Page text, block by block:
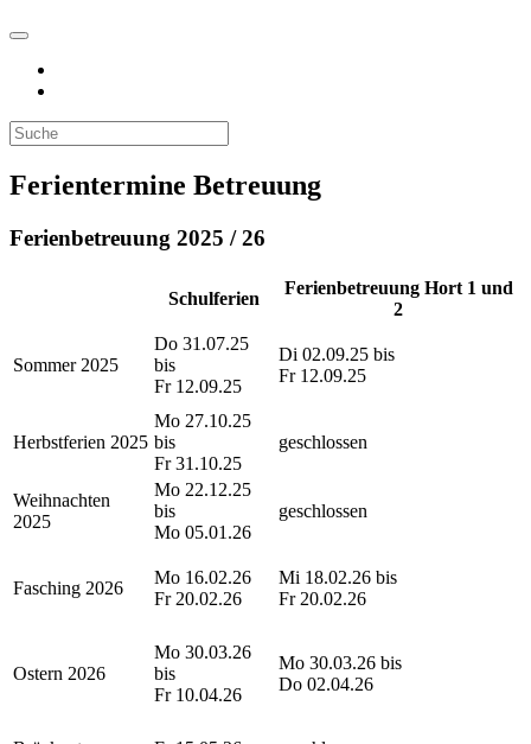
Ferientermine Betreuung
Ferienbetreuung 2025 / 26
Schulferien
Ferienbetreuung Hort 1 und
2
Sommer 2025
Do 31.07.25
bis
Fr 12.09.25
Di 02.09.25 bis
Fr 12.09.25
Herbstferien 2025
Mo 27.10.25
bis
Fr 31.10.25
geschlossen
Weihnachten
2025
Mo 22.12.25
bis
Mo 05.01.26
geschlossen
Fasching 2026
Mo 16.02.26
Fr 20.02.26
Mi 18.02.26 bis
Fr 20.02.26
Ostern 2026
Mo 30.03.26
bis
Fr 10.04.26
Mo 30.03.26 bis
Do 02.04.26